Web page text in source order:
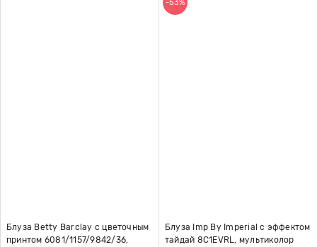
Блуза Betty Barclay с цветочным
принтом 6081/1157/9842/36,
-53%
Блуза Imp By Imperial с эффектом
тайдай 8C1EVRL, мультиколор